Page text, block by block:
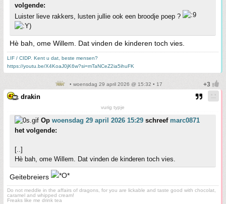
volgende:
Luister lieve rakkers, lusten jullie ook een broodje poep ?
Hè bah, ome Willem. Dat vinden de kinderen toch vies.
LIF / CIDP. Kent u dat, beste mensen?
https://youtu.be/X4KoaJ0jK6w?si=mTaNCeZ2ia5ihuFK
• woensdag 29 april 2026 @ 15:32 • 17
drakin
vurig typje
Op woensdag 29 april 2026 15:29 schreef marc0871
het volgende:
[..]
Hè bah, ome Willem. Dat vinden de kinderen toch vies.
Geitebreiers
Do not meddle in the affairs of dragons, for you are lickable and taste good with chocolat,
caramel and whipped cream!
Freaks like me drink tea